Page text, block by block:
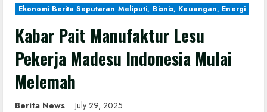
Ekonomi Berita Seputaran Meliputi, Bisnis, Keuangan, Energi
Kabar Pait Manufaktur Lesu
Pekerja Madesu Indonesia Mulai
Melemah
Berita News July 29, 2025